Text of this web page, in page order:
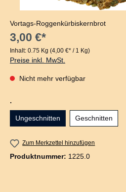
Vortags-Roggenkürbiskernbrot
3,00 €*
Inhalt: 0.75 Kg (4,00 €* / 1 Kg)
Preise inkl. MwSt.
Nicht mehr verfügbar
.
Ungeschnitten Geschnitten
Zum Merkzettel hinzufügen
Produktnummer: 1225.0